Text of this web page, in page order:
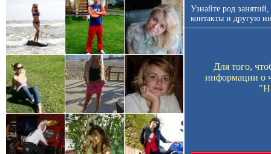
Узнайте род
контакты и другую
Для того,
информации о